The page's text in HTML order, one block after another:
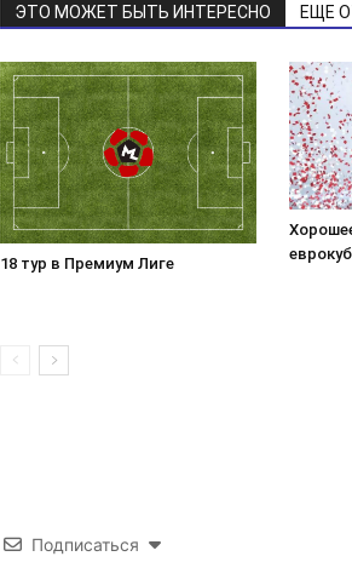
ЭТО МОЖЕТ БЫТЬ ИНТЕРЕСНО ЕЩЕ
18 тур в Премиум Лиге
Подписаться